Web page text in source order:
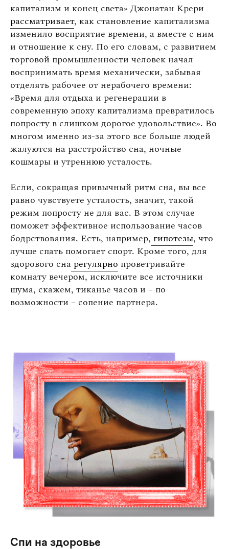
капитализм и конец света» Джонатан Крери
рассматривает, как становление капитализма
изменило восприятие времени, а вместе с ним
и отношение к сну. По его словам, с развитием
торговой промышленности человек начал
воспринимать время механически, забывая
отделять рабочее от нерабочего времени:
«Время для отдыха и регенерации в
современную эпоху капитализма превратилось
попросту в слишком дорогое удовольствие». Во
многом именно из-за этого все больше людей
жалуются на расстройство сна, ночные
кошмары и утреннюю усталость.
Если, сокращая привычный ритм сна, вы все
равно чувствуете усталость, значит, такой
режим попросту не для вас. В этом случае
поможет эффективное использование часов
бодрствования. Есть, например, гипотезы, что
лучше спать помогает спорт. Кроме того, для
здорового сна регулярно проветривайте
комнату вечером, исключите все источники
шума, скажем, тиканье часов и – по
возможности – сопение партнера.
Спи на здоровье